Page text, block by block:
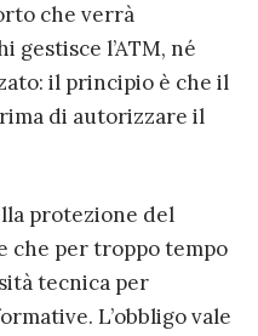
che verrà
gestisce l’ATM, né
il principio è che il
di autorizzare il
protezione del
che per troppo tempo
tecnica per
L’obbligo vale